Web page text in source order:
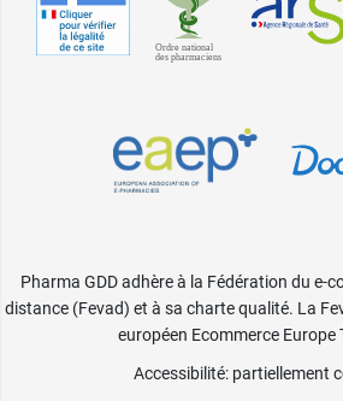
Pharma GDD adhère à la Fédération du e-
distance (Fevad) et à sa charte qualité. La
européen Ecommerce Europe
Accessibilité: partiellement